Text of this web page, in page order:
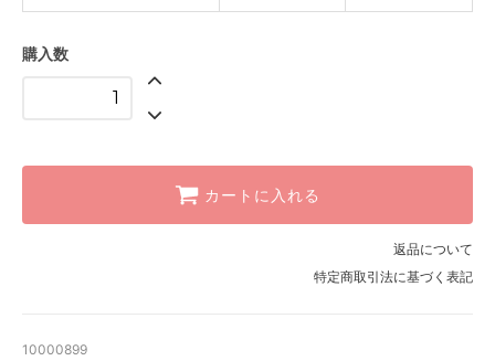
購入数
カートに入れる
返品について
特定商取引法に基づく表記
10000899